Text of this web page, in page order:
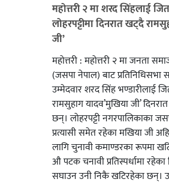
महोत्तरी २ मा शरद सिंहलाई
लोहरपट्टीमा दिनरात खट्दै
जी’
महोत्तरी : महोत्तरी २ मा जनता
(जसपा नेपाल) बाट प्रतिनिधिसभा
उम्मेदवार शरद सिंह भण्डारीलाई
रामसुहाग यादव’मुखिया जी’
छन्। लोहरपट्टी नगरपालिकाका
प्रत्यासी समेत रहेका मखिया जी
लागि चुनावी कमाण्डरका रूपमा
औ पटक चनावी प्रतिस्पर्धामा
सघाउन उनी निकै खटिरहेका छन्।